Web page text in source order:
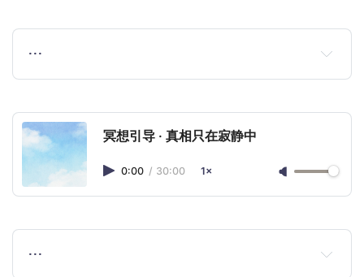
…
冥想引导 · 真相只在寂静中
0:00 / 30:00 1×
…